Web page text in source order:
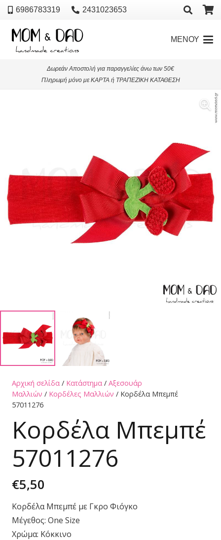
6986783319 2431023653
ΜΕΝΟΥ
Δωρεάν Αποστολή για παραγγελίες άνω των 50€
Πληρωμή μόνο με ΚΑΡΤΑ ή ΤΡΑΠΕΖΙΚΗ ΚΑΤΑΘΕΣΗ
Αρχική σελίδα / Κατάστημα / Αξεσουάρ
Μαλλιών / Κορδέλες Μαλλιών / Κορδέλα Μπεμπέ
57011276
Κορδέλα Μπεμπέ
57011276
€5,50
Κορδέλα Μπεμπέ με Γκρο Φιόγκο
Μέγεθος: One Size
Χρώμα: Κόκκινο